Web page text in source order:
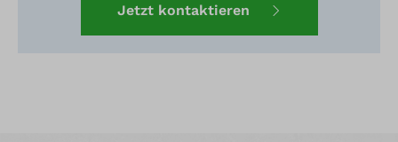
Jetzt kontaktieren